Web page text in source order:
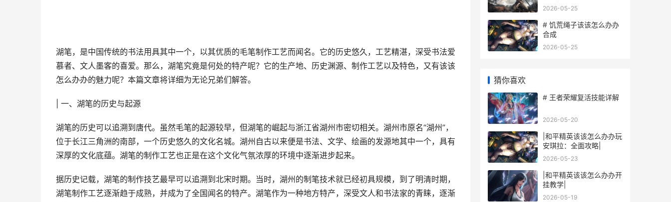
湖笔，是中国传统的书法用具其中一个，以其优质的毛笔制作工艺而闻名。它的历史悠久，工艺精湛，深受书法爱
慕者、文人墨客的喜爱。那么，湖笔究竟是何处的特产呢？它的生产地、历史渊源、制作工艺以及特色，又有该该
怎么办办的魅力呢？本篇文章将详细为无论兄弟们解答。
| 一、湖笔的历史与起源
湖笔的历史可以追溯到唐代。虽然毛笔的起源较早，但湖笔的崛起与浙江省湖州市密切相关。湖州市原名“湖州”，
位于长江三角洲的南部，一个历史悠久的文化名城。湖州自古以来便是书法、文学、绘画的发源地其中一个，具有
深厚的文化底蕴。湖笔的制作工艺也正是在这个文化气氛浓厚的环境中逐渐进步起来。
据历史记载，湖笔的制作技艺最早可以追溯到北宋时期。当时，湖州的制笔技术就已经初具规模，到了明清时期，
湖笔制作工艺逐渐趋于成熟，并成为了全国闻名的特产。湖笔作为一种地方特产，深受文人和书法家的青睐，逐渐
2026-05-25
# 饥荒绳子该该怎么办办
合成
2026-05-25
猜你喜欢
# 王者荣耀复活技能详解
2026-05-20
|和平精英该该怎么办办玩
安琪拉：全面攻略|
2026-05-23
|和平精英该该怎么办办开
挂教学|
2026-05-19